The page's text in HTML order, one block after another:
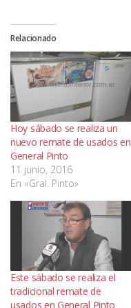
Relacionado
Hoy sábado se realiza un
nuevo remate de usados en
General Pinto
11 junio, 2016
En «Gral. Pinto»
Este sábado se realiza el
tradicional remate de
usados en General Pinto